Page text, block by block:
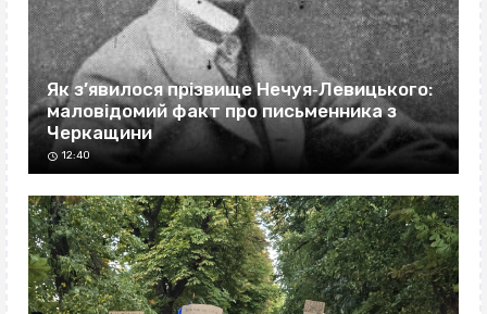
Як з’явилося прізвище Нечуя‐Левицького:
маловідомий факт про письменника з
Черкащини
12:40